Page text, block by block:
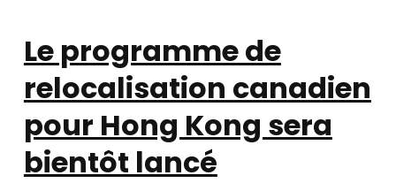
Le programme de
relocalisation canadien
pour Hong Kong sera
bientôt lancé